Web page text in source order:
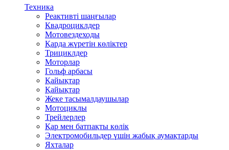
Техника
Реактивті шаңғылар
Квадроциклдер
Мотовездеходы
Қарда жүретін көліктер
Трициклдер
Моторлар
Гольф арбасы
Қайықтар
Қайықтар
Жеке тасымалдаушылар
Мотоциклы
Трейлерлер
Қар мен батпақты көлік
Электромобильдер үшін жабық аумақтарды
Яхталар